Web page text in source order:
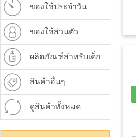
ของใช้ประจำวัน
ของใช้ส่วนตัว
ผลิตภัณฑ์สำหรับเด็ก
สินค้าอื่นๆ
ดูสินค้าทั้งหมด